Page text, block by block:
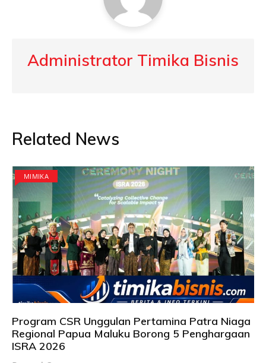
Administrator Timika Bisnis
Related News
MIMIKA
Program CSR Unggulan Pertamina Patra Niaga
Regional Papua Maluku Borong 5 Penghargaan
ISRA 2026